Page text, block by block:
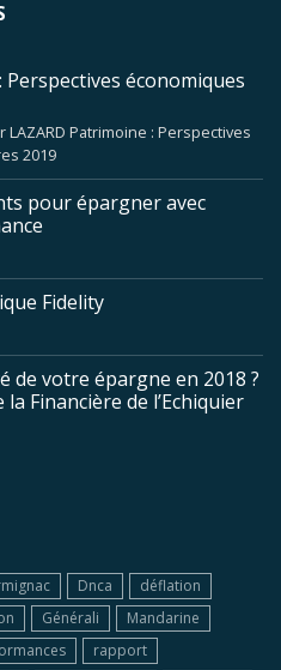
Perspectives économiques
LAZARD Patrimoine : Perspectives
2019
pour épargner avec
Fidelity
de votre épargne en 2018 ?
Financière de l’Echiquier
Dnca
déflation
Générali
Mandarine
rapport